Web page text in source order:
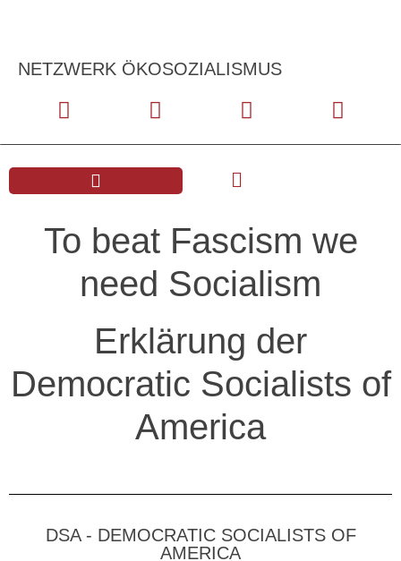
NETZWERK ÖKOSOZIALISMUS
To beat Fascism we
need Socialism
Erklärung der
Democratic Socialists of
America
DSA - DEMOCRATIC SOCIALISTS OF
AMERICA